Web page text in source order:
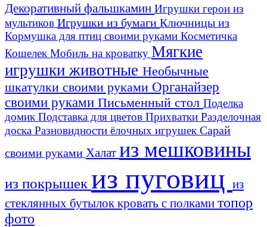
Декоративный фальшкамин Игрушки герои из
мультиков Игрушки из бумаги Ключницы из
Кормушка для птиц своими руками Косметичка
Кошелек Мобиль на кроватку Мягкие
игрушки животные Необычные
шкатулки своими руками Органайзер
своими руками Письменный стол Поделка
домик Подставка для цветов Прихватки Разделочная
доска Разновидности ёлочных игрушек Сарай
своими руками Халат из мешковины
из покрышек из пуговиц из
стеклянных бутылок кровать с полками топор
фото